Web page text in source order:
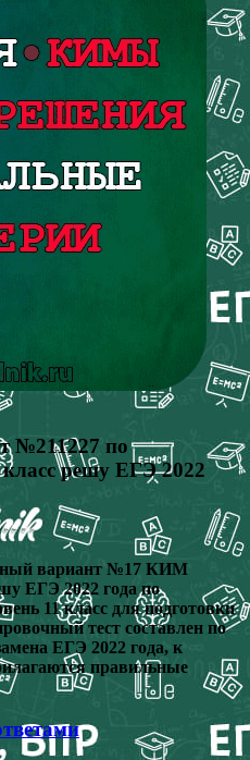
№211227 по
решу ЕГЭ 2022
вариант №17 КИМ
ЕГЭ 2022 года по
11 класс для подготовки
тест составлен по
ЕГЭ 2022 года, к
правильные